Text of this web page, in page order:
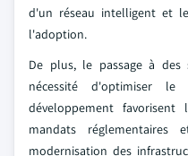
d'un réseau intelligent et
l'adoption.
De plus, le passage à des
nécessité d'optimiser
développement
mandats réglementaires
modernisation des